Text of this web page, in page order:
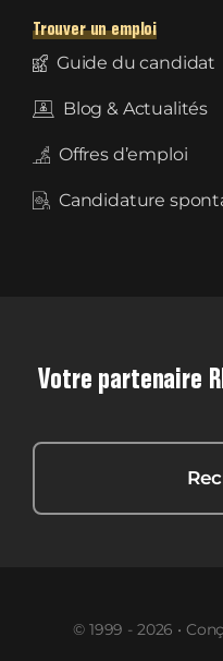
Trouver un emploi
Guide du candidat
Blog & Actualités
Offres d’emploi
Candidature
Votre partenaire
© 1999 - 2026 •